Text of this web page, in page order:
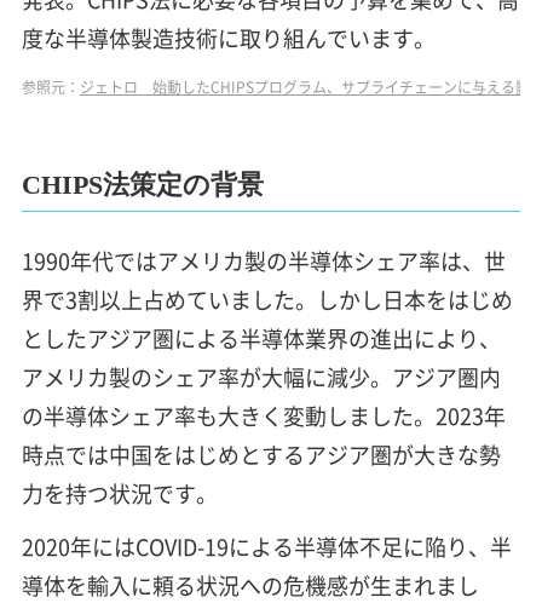
度な半導体製造技術に取り組んでいます。
参照元： ジェトロ 始動したCHIPSプログラム、サプライチェーンに与える影
CHIPS法策定の背景
1990年代ではアメリカ製の半導体シェア率は、世
界で3割以上占めていました。しかし日本をはじめ
としたアジア圏による半導体業界の進出により、
アメリカ製のシェア率が大幅に減少。アジア圏内
の半導体シェア率も大きく変動しました。2023年
時点では中国をはじめとするアジア圏が大きな勢
力を持つ状況です。
2020年にはCOVID-19による半導体不足に陥り、半
導体を輸入に頼る状況への危機感が生まれまし